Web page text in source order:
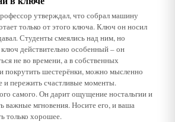
утверждал, что собрал машину
только от этого ключа. Ключ он носил
Студенты смеялись над ним, но
действительно особенный – он
не во времени, а в собственных
покрутить шестерёнки, можно мысленно
и пережить счастливые моменты.
самого. Он дарит ощущение ностальгии и
важные мгновения. Носите его, и ваша
только хорошее.